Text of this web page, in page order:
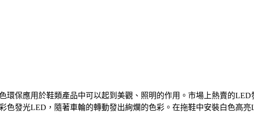
保應用於鞋類產品中可以起到美觀、照明的作用。市場上熱賣的
色發光LED，隨著車輪的轉動發出絢爛的色彩。在拖鞋中安裝白色高